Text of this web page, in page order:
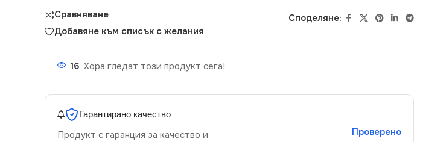
Сравняване
Добавяне към списък с желания
Споделяне:
16 Хора гледат този продукт сега!
Гарантирано качество
Продукт с гаранция за качество и
Проверено